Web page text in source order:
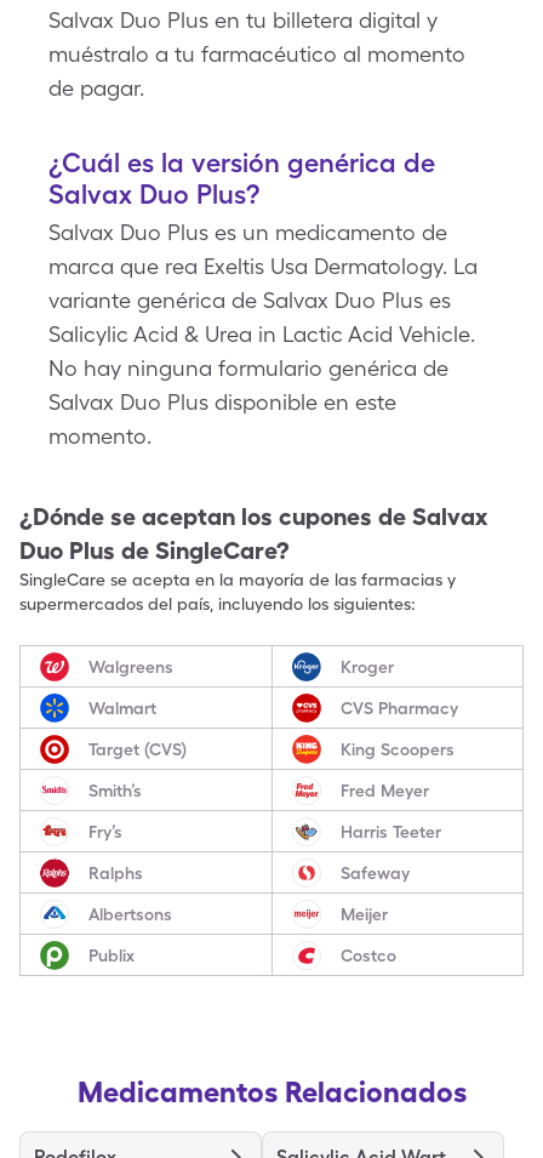
Salvax Duo Plus en tu billetera digital y
muéstralo a tu farmacéutico al momento
de pagar.
¿Cuál es la versión genérica de
Salvax Duo Plus?
Salvax Duo Plus es un medicamento de
marca que rea Exeltis Usa Dermatology. La
variante genérica de Salvax Duo Plus es
Salicylic Acid & Urea in Lactic Acid Vehicle.
No hay ninguna formulario genérica de
Salvax Duo Plus disponible en este
momento.
¿Dónde se aceptan los cupones de Salvax
Duo Plus de SingleCare?
SingleCare se acepta en la mayoría de las farmacias y
supermercados del país, incluyendo los siguientes:
Walgreens Kroger
Walmart CVS Pharmacy
Target (CVS) King Scoopers
Smith’s Fred Meyer
Fry’s Harris Teeter
Ralphs Safeway
Albertsons Meijer
Publix Costco
Medicamentos Relacionados